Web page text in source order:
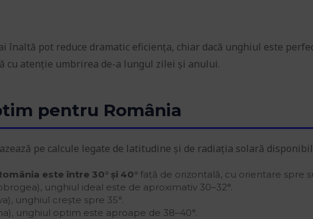
înaltă pot reduce dramatic eficiența, chiar dacă unghiul este
cu atenție umbrirea de-a lungul zilei și anului.
pentru România
pe calcule legate de latitudine și de radiația solară
este între 30° și 40° față de orizontală, cu orientare spre
unghiul ideal este de aproximativ 30–32°.
unghiul crește spre 35°.
unghiul optim este aproape de 38–40°.